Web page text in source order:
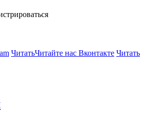
ЧитатьЧитайте нас Вконтакте Читать